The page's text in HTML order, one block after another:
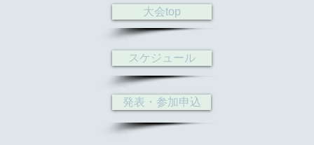
スケジュール
大会top
発表・参加申込